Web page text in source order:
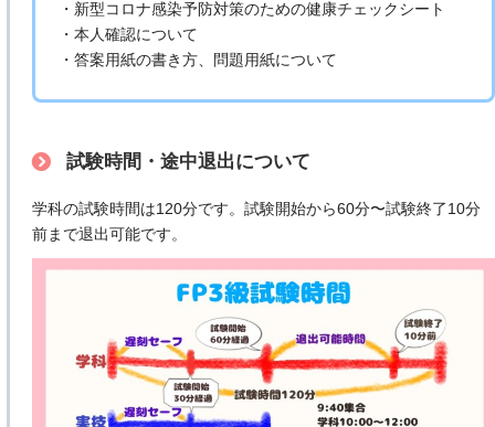
・新型コロナ感染予防対策のための健康チェックシート
・本人確認について
・答案用紙の書き方、問題用紙について
試験時間・途中退出について
学科の試験時間は120分です。試験開始から60分〜試験終了10分
前まで退出可能です。